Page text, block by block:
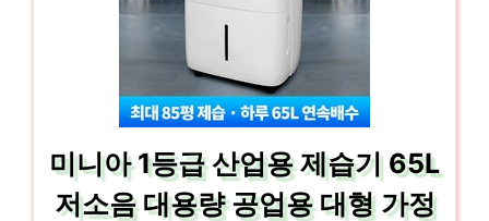
미니아 1등급 산업용 제습기 65L
저소음 대용량 공업용 대형 가정